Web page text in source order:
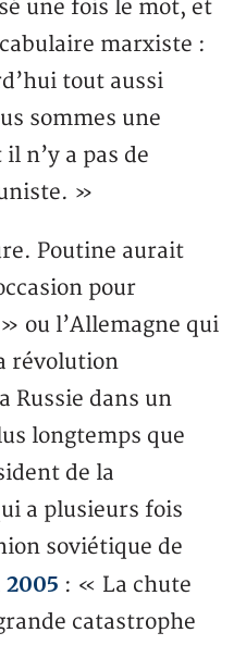
une fois le mot, et
marxiste :
tout aussi
sommes une
n’y a pas de
»
Poutine aurait
pour
ou l’Allemagne qui
révolution
Russie dans un
longtemps que
de la
a plusieurs fois
soviétique de
: « La chute
catastrophe